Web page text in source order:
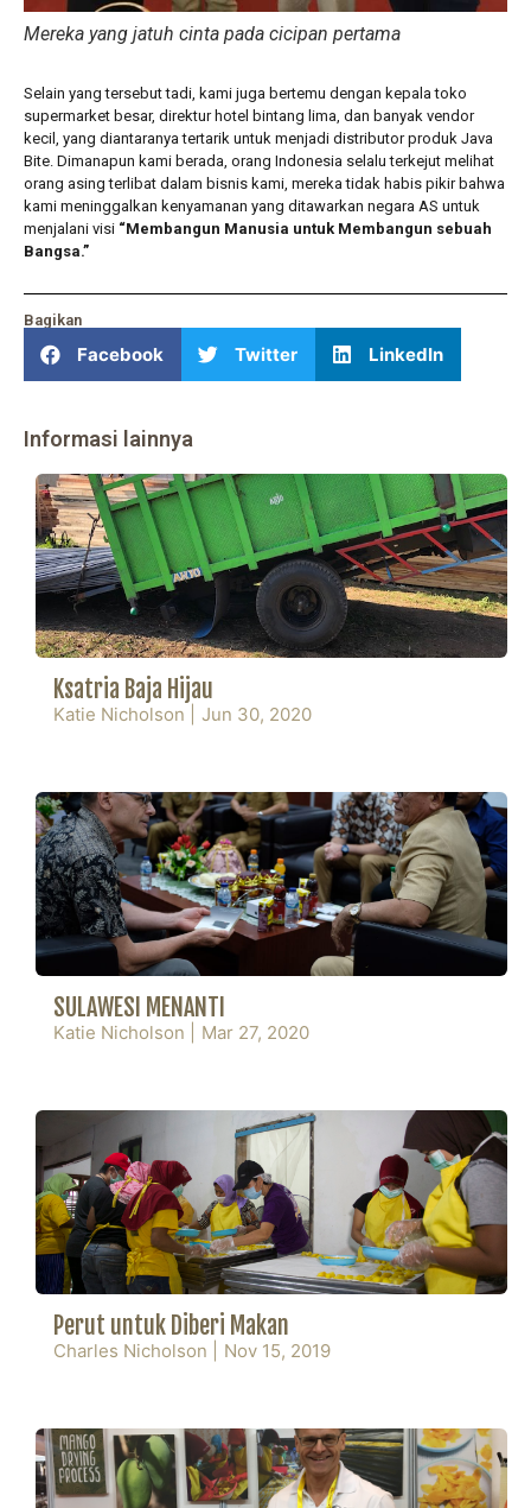
Mereka yang jatuh cinta pada cicipan pertama
Selain yang tersebut tadi, kami juga bertemu dengan kepala toko
supermarket besar, direktur hotel bintang lima, dan banyak vendor
kecil, yang diantaranya tertarik untuk menjadi distributor produk Java
Bite. Dimanapun kami berada, orang Indonesia selalu terkejut melihat
orang asing terlibat dalam bisnis kami, mereka tidak habis pikir bahwa
kami meninggalkan kenyamanan yang ditawarkan negara AS untuk
menjalani visi “Membangun Manusia untuk Membangun sebuah
Bangsa.”
Bagikan
Facebook Twitter LinkedIn
Informasi lainnya
Ksatria Baja Hijau
Katie Nicholson Jun 30, 2020
SULAWESI MENANTI
Katie Nicholson Mar 27, 2020
Perut untuk Diberi Makan
Charles Nicholson Nov 15, 2019